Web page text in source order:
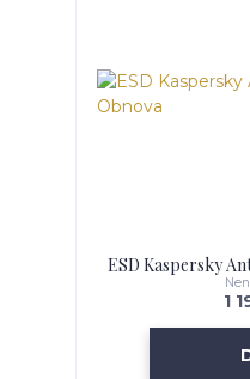
ESD Kaspersky
1